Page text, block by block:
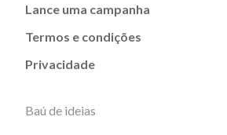
Lance uma campanha
Termos e condições
Privacidade
Baú de ideias